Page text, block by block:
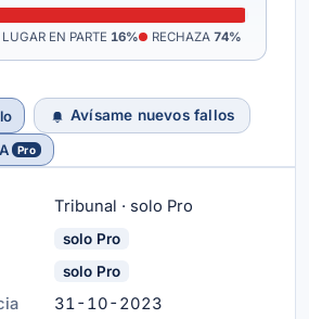
EN PARTE 16% RECHAZA 74%
Avísame nuevos fallos
Pro
Tribunal · solo Pro
solo Pro
solo Pro
31-10-2023